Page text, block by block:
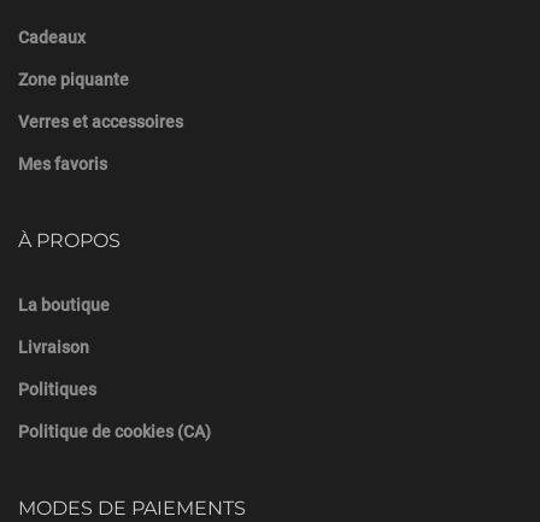
Cadeaux
Zone piquante
Verres et accessoires
Mes favoris
À PROPOS
La boutique
Livraison
Politiques
Politique de cookies (CA)
MODES DE PAIEMENTS